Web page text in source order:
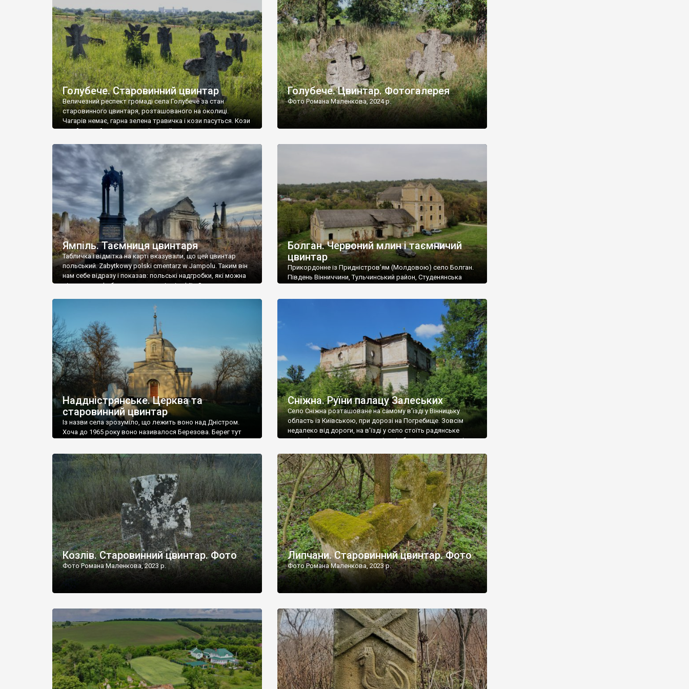
[…]
Голубече. Старовинний цвинтар
Величезний респект громаді села Голубече за стан
старовинного цвинтаря, розташованого на околиці.
Чагарів немає, гарна зелена травичка і кози пасуться. Кози
– найкращий регулятор шкідливої, для старих кладовищ,
бруньками, кози ті бруньки обгризають, бо то улюблений
делікатес. На цвинтарі у Голубечому ціла колекція
різноманітних форм хрестів. Село відносно невелике, […]
Голубече. Цвинтар. Фотогалерея
Фото Романа Маленкова, 2024 р.
Ямпіль. Таємниця цвинтаря
Табличка і відмітка на карті вказували, що цей цвинтар
польський. Zabytkowy polski cmentarz w Jampolu. Таким він
нам себе відразу і показав: польські надгробки, які можна
віднести до фабричних, польські епітафії… Загалом цвинтар
виявилося більше семи гектарів. Перше враження про
абсолютну звичайність польського цвинтаря виявилося
оманливим – […]
Болган. Червоний млин і таємничий
цвинтар
Прикордонне із Придністров’ям (Молдовою) село Болган.
Південь Вінниччини, Тульчинський район, Студенянська
старовинний цвинтар із кам’яними хрестами. Всі епітафії, які
збереглися, написані кирилицею, церковнослов’янською
мовою. За всіма традиційними ознаками – цвинтар
український. Хрести датуються 19 століттям. У 1924-1940
роках Болган […]
Наддністрянське. Церква та
старовинний цвинтар
Із назви села зрозуміло, що лежить воно над Дністром.
Хоча до 1965 року воно називалося Березова. Берег тут
Наддністрянське відрізняється від більшості навколишніх
сіл. У селі є мурована Михайлівська церква. Точної дати […]
Сніжна. Руїни палацу Залеських
Село Сніжна розташоване на самому в’їзді у Вінницьку
область із Київською, при дорозі на Погребище. Зовсім
недалеко від дороги, на в’їзді у село стоїть радянське
рельєфне пано, яке показує жінку і яблуню, а трохи далі,
дороги їх не видно, але видно дві стареньких колії у траві –
[…]
Козлів. Старовинний цвинтар. Фото
Фото Романа Маленкова, 2023 р.
Липчани. Старовинний цвинтар. Фото
Фото Романа Маленкова, 2023 р.